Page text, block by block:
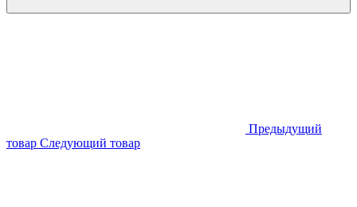
Предыдущий
товар Следующий товар